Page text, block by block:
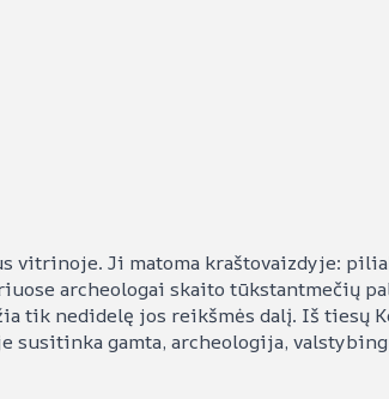
vitrinoje. Ji matoma kraštovaizdyje:
archeologai skaito tūkstantmečių
tik nedidelę jos reikšmės dalį. Iš tiesų
gamta, archeologija,